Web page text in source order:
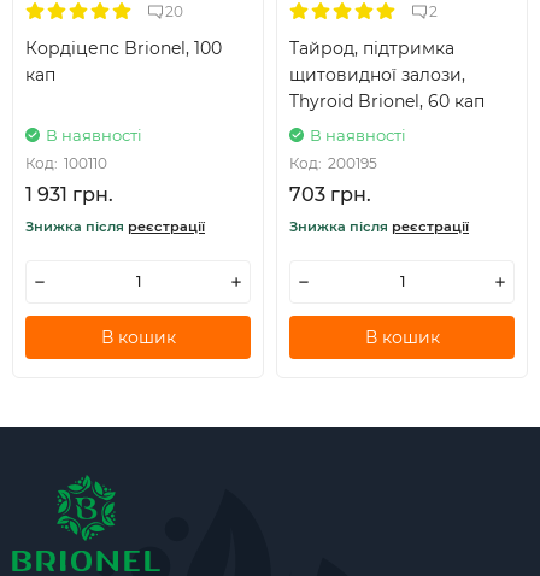
20
Кордіцепс Brionel, 100
кап
В наявності
Код: 100110
1 931 грн.
Знижка після реєстрації
В кошик
2
Тайрод, підтримка
щитовидної залози,
Thyroid Brionel, 60 кап
В наявності
Код: 200195
703 грн.
Знижка після реєстрації
В кошик